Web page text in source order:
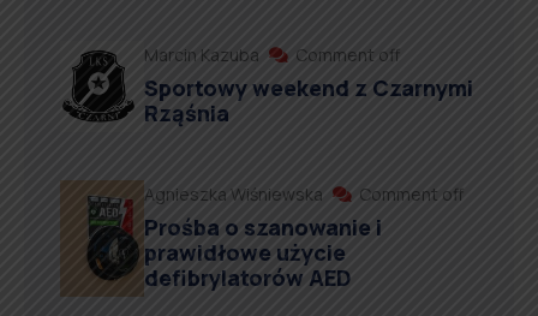
Marcin Kazuba Comment off
Sportowy weekend z Czarnymi
Rząśnia
Agnieszka Wiśniewska Comment off
Prośba o szanowanie i
prawidłowe użycie
defibrylatorów AED